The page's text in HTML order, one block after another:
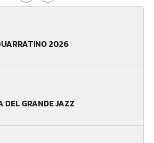
2026
DEL GRANDE JAZZ